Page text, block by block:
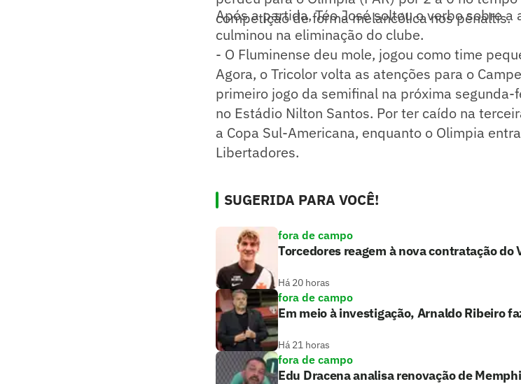
competição de forma melancólica nos pênaltis.
Após a partida, Téo José soltou o verbo sobre a
culminou na eliminação do clube.
- O Fluminense deu mole, jogou como time
Agora, o Tricolor volta as atenções para o
primeiro jogo da semifinal na próxima
no Estádio Nilton Santos. Por ter caído na
a Copa Sul-Americana, enquanto o Olimpia
Libertadores.
SUGERIDA PARA VOCÊ!
fora de campo
Torcedores reagem à nova contratação do
Há 20 horas
fora de campo
Em meio à investigação, Arnaldo Ribeiro
Há 21 horas
fora de campo
Edu Dracena analisa renovação de